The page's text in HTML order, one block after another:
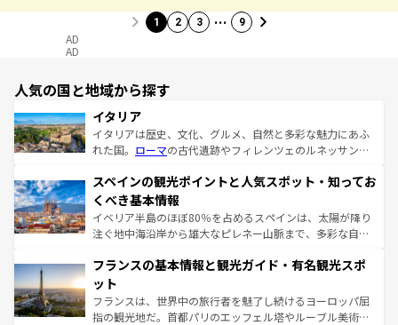
1 2 3 … 9
AD
AD
人気の国と地域から探す
イタリア
イタリアは歴史、文化、グルメ、自然と多彩な魅力にあふ
れた国。 ローマの古代遺跡やフィレンツェのルネッサンス
ろん、トスカーナの美しい田園風景やアマルフィ海岸の絶
景など、自然景観も見逃せない。観光の合間には、本場の
ピザやパスタなど、絶品のイタリア料理を堪能することも
できる。朝目覚めてから夜眠るまで、すべての瞬間を楽し
なお、新着のイタリア情報はコンテンツ一覧を参照してほ
しい。
スペインの観光ポイントと人気スポット・知ってお
くべき基本情報
イベリア半島のほぼ80％を占めるスペインは、太陽が降り
注ぐ地中海沿岸から雄大なピレネー山脈まで、多彩な自然
文化が根付くこの国では、情熱的なフラメンコ、熱気あふ
れる闘牛、そして美味しいタパスが生活の一部となってい
る。首都マドリードの洗練された雰囲気や、バルセロナの
アートに溢れた街角から、地方では古代ローマ遺跡や中世
フランスの基本情報と観光ガイド・有名観光スポ
ット
フランスは、世界中の旅行者を魅了し続けるヨーロッパ屈
指の観光地だ。首都パリのエッフェル塔やルーブル美術館